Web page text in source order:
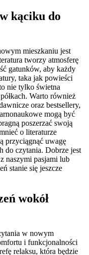
kąciku do
mieszkaniu jest
tworzy atmosferę
gatunków, aby każdy
taka jak powieści
nie tylko świetna
Warto również
oraz bestsellery,
mogą być
poszerzać swoją
o literaturze
przyciągnąć uwagę
do czytania. Dobrze jest
naszymi pasjami lub
stanie się jeszcze
wokół
w nowym
i funkcjonalności
relaksu, która będzie